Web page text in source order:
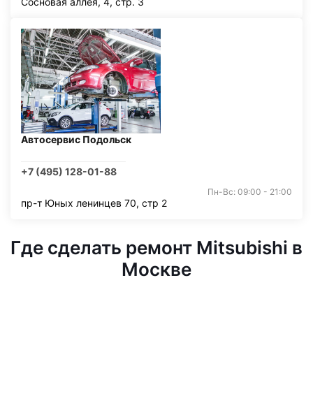
Автосервис Подольск
+7 (495) 128-01-88
Пн-Вс: 09:00 - 21:00
пр-т Юных ленинцев 70, стр 2
Где сделать ремонт Mitsubishi в
Москве